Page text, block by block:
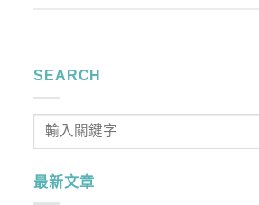
SEARCH
最新文章